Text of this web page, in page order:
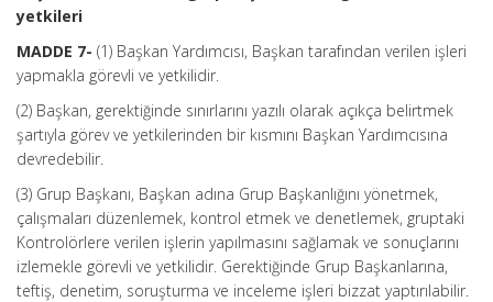
yetkileri
MADDE 7- (1) Başkan Yardımcısı, Başkan tarafından verilen işleri
yapmakla görevli ve yetkilidir.
(2) Başkan, gerektiğinde sınırlarını yazılı olarak açıkça belirtmek
şartıyla görev ve yetkilerinden bir kısmını Başkan Yardımcısına
devredebilir.
(3) Grup Başkanı, Başkan adına Grup Başkanlığını yönetmek,
çalışmaları düzenlemek, kontrol etmek ve denetlemek, gruptaki
Kontrolörlere verilen işlerin yapılmasını sağlamak ve sonuçlarını
izlemekle görevli ve yetkilidir. Gerektiğinde Grup Başkanlarına,
teftiş, denetim, soruşturma ve inceleme işleri bizzat yaptırılabilir.